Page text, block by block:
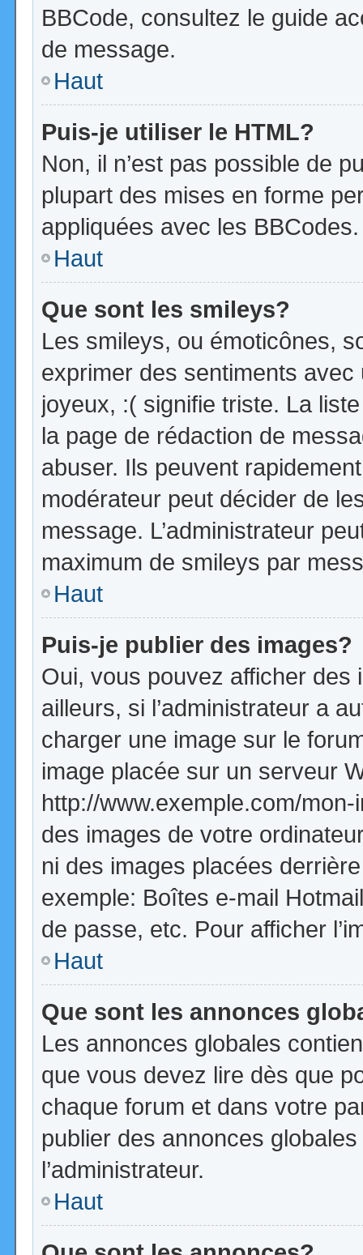
BBCode, consultez le guide
de message.
Haut
Puis-je utiliser le HTML?
Non, il n’est pas possible de
plupart des mises en forme
appliquées avec les BBCodes.
Haut
Que sont les smileys?
Les smileys, ou émoticônes,
exprimer des sentiments
joyeux, :( signifie triste. La
la page de rédaction de
abuser. Ils peuvent
modérateur peut décider de
message. L’administrateur
maximum de smileys par
Haut
Puis-je publier des images?
Oui, vous pouvez afficher
ailleurs, si l’administrateur a
charger une image sur le
image placée sur un serveur
http://www.exemple.com/
des images de votre
ni des images placées
exemple: Boîtes e-mail
de passe, etc. Pour afficher
Haut
Que sont les annonces
Les annonces globales
que vous devez lire dès que
chaque forum et dans votre
publier des annonces
l’administrateur.
Haut